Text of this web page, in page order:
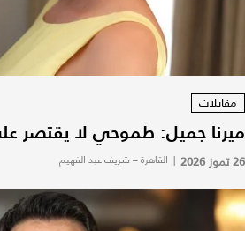
مقابلات
ميرنا جميل: طموحي لا يقتصر
26 تموز 2026 | القاهرة – شريف عبد الفهيم